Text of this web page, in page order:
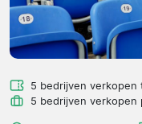
5 bedrijven verkopen
5 bedrijven verkopen